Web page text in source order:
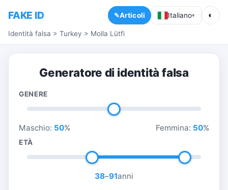
FAKE ID Articoli Italiano▾ ◐
Identità falsa > Turkey > Molla Lütfi
Generatore di identità falsa
GENERE
Maschio: 50% Femmina: 50%
ETÀ
38–91anni